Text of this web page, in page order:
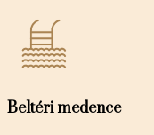
Beltéri medence